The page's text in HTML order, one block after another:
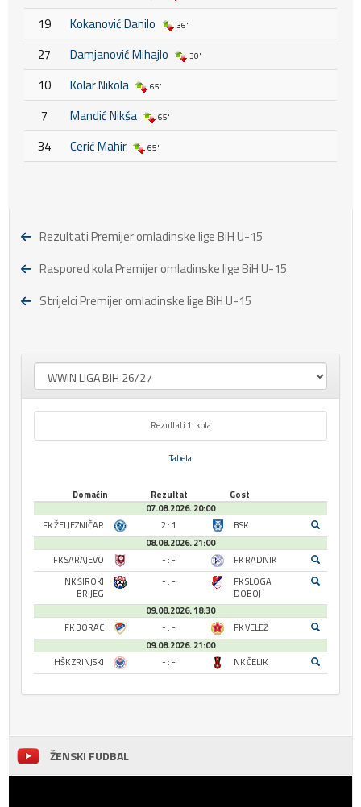
19 Kokanović Danilo 36'
27 Damjanović Mihajlo 30'
10 Kolar Nikola 65'
7 Mandić Nikša 65'
34 Cerić Mahir 65'
Rezultati Premijer omladinske lige BiH U-15
Raspored kola Premijer omladinske lige BiH U-15
Strijelci Premijer omladinske lige BiH U-15
Rezultati 1. kola
Tabela
Domaćin Rezultat
Gost
07.08.2026. 20:00
FK ŽELJEZNIČAR
2 : 1
BSK
08.08.2026. 21:00
FK SARAJEVO
- : -
FK RADNIK
NK ŠIROKI
BRIJEG
- : -
FK SLOGA
DOBOJ
09.08.2026. 18:30
FK BORAC
- : -
FK VELEŽ
09.08.2026. 21:00
HŠK ZRINJSKI
- : - NK ČELIK
ŽENSKI FUDBAL